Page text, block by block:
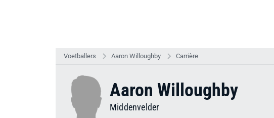
Voetballers Aaron Willoughby Carrière
Aaron Willoughby
Middenvelder